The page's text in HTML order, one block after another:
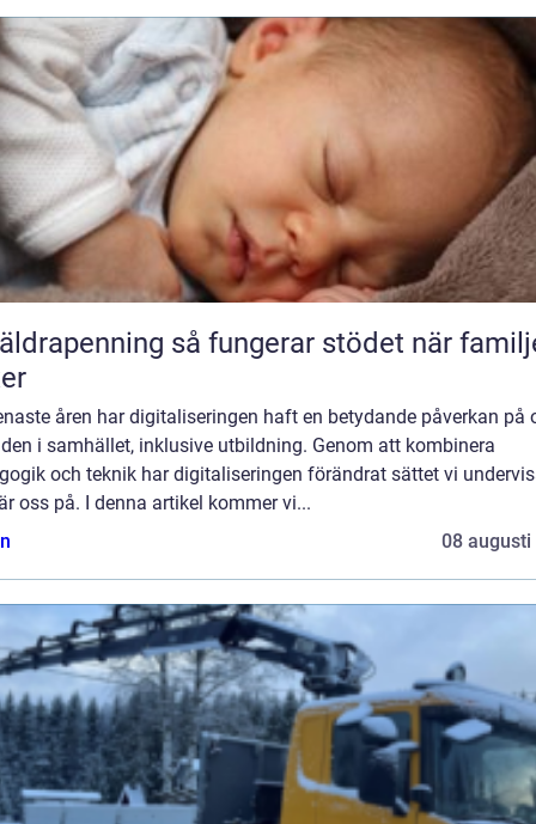
så fungerar stödet när familjen
åren har digitaliseringen haft en betydande påverkan på
i samhället, inklusive utbildning. Genom att kombinera
och teknik har digitaliseringen förändrat sättet vi
oss på. I denna artikel kommer vi...
08 augusti